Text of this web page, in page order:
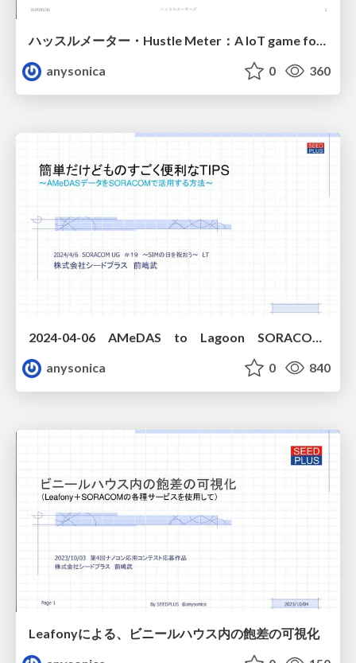
ハッスルメーター・Hustle Meter：A IoT game for very hot Japanese summerfor
anysonica
0 360
2024-04-06 AMeDAS to Lagoon SORACOM UG 2024-04-06
anysonica
0 840
Leafonyによる、ビニールハウス内の飽差の可視化